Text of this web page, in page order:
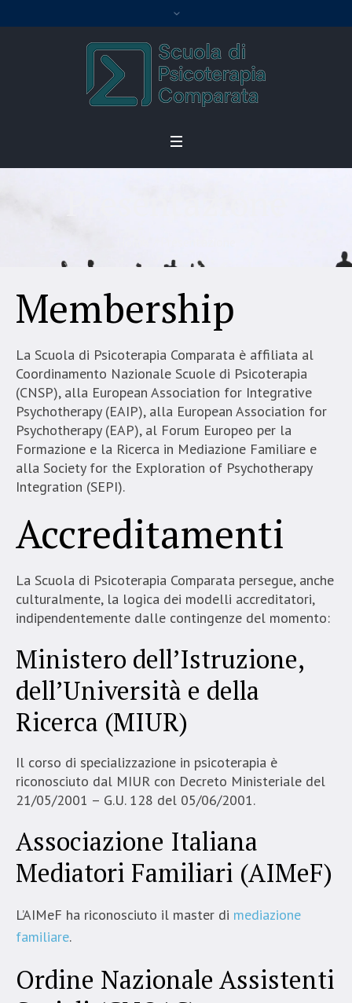
Membership
La Scuola di Psicoterapia Comparata è affiliata al
Coordinamento Nazionale Scuole di Psicoterapia
(CNSP), alla European Association for Integrative
Psychotherapy (EAIP), alla European Association for
Psychotherapy (EAP), al Forum Europeo per la
Formazione e la Ricerca in Mediazione Familiare e
alla Society for the Exploration of Psychotherapy
Integration (SEPI).
Accreditamenti
La Scuola di Psicoterapia Comparata persegue, anche
culturalmente, la logica dei modelli accreditatori,
indipendentemente dalle contingenze del momento:
Ministero dell’Istruzione,
dell’Università e della
Ricerca (MIUR)
Il corso di specializzazione in psicoterapia è
riconosciuto dal MIUR con Decreto Ministeriale del
21/05/2001 – G.U. 128 del 05/06/2001.
Associazione Italiana
Mediatori Familiari (AIMeF)
L’AIMeF ha riconosciuto il master di mediazione
familiare.
Ordine Nazionale Assistenti